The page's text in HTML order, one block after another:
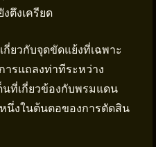
ตึงเครียด
กี่ยวกับจุดขัดแย้งที่เฉพาะ
ารแถลงท่าทีระหว่าง
นที่เกี่ยวข้องกับพรมแดน
นึ่งในต้นตอของการตัดสิน